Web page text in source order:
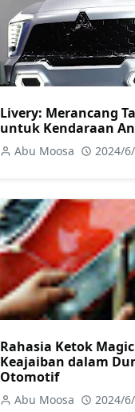
Livery: Merancang
untuk Kendaraan
Abu Moosa 2024/
Rahasia Ketok
Keajaiban dalam
Otomotif
Abu Moosa 2024/